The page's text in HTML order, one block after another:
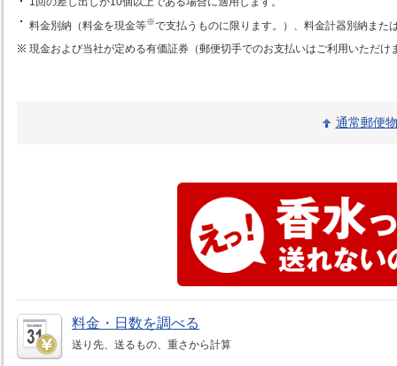
料金別納（料金を現金等※で支払うものに限ります。）、料金計器別納また
現金および当社が定める有価証券（郵便切手でのお支払いはご利用いただけ
通常郵便
料金・日数を調べる
送り先、送るもの、重さから計算